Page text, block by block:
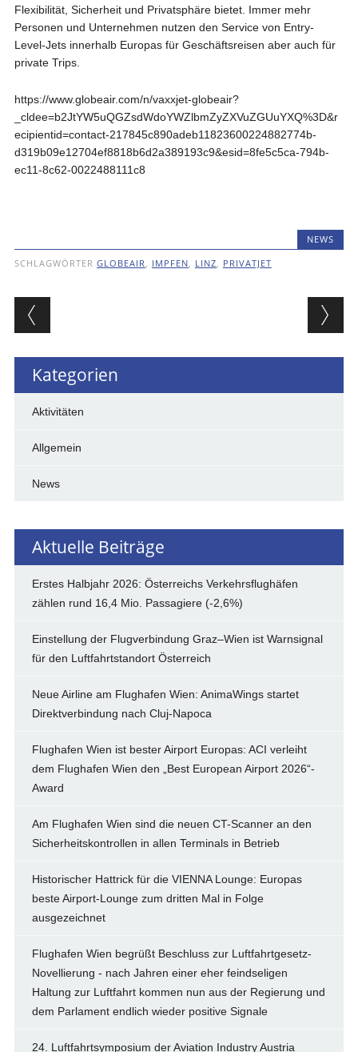
Flexibilität, Sicherheit und Privatsphäre bietet. Immer mehr
Personen und Unternehmen nutzen den Service von Entry-
Level-Jets innerhalb Europas für Geschäftsreisen aber auch für
private Trips.
https://www.globeair.com/n/vaxxjet-globeair?
_cldee=b2JtYW5uQGZsdWdoYWZlbmZyZXVuZGUuYXQ%3D&r
ecipientid=contact-217845c890adeb11823600224882774b-
d319b09e12704ef8818b6d2a389193c9&esid=8fe5c5ca-794b-
ec11-8c62-0022488111c8
NEWS
SCHLAGWÖRTER GLOBEAIR, IMPFEN, LINZ, PRIVATJET
Beitragsnavigation
Kategorien
Aktivitäten
Allgemein
News
Aktuelle Beiträge
Erstes Halbjahr 2026: Österreichs Verkehrsflughäfen
zählen rund 16,4 Mio. Passagiere (-2,6%)
Einstellung der Flugverbindung Graz–Wien ist Warnsignal
für den Luftfahrtstandort Österreich
Neue Airline am Flughafen Wien: AnimaWings startet
Direktverbindung nach Cluj-Napoca
Flughafen Wien ist bester Airport Europas: ACI verleiht
dem Flughafen Wien den „Best European Airport 2026“-
Award
Am Flughafen Wien sind die neuen CT-Scanner an den
Sicherheitskontrollen in allen Terminals in Betrieb
Historischer Hattrick für die VIENNA Lounge: Europas
beste Airport-Lounge zum dritten Mal in Folge
ausgezeichnet
Flughafen Wien begrüßt Beschluss zur Luftfahrtgesetz-
Novellierung - nach Jahren einer eher feindseligen
Haltung zur Luftfahrt kommen nun aus der Regierung und
dem Parlament endlich wieder positive Signale
24. Luftfahrtsymposium der Aviation Industry Austria